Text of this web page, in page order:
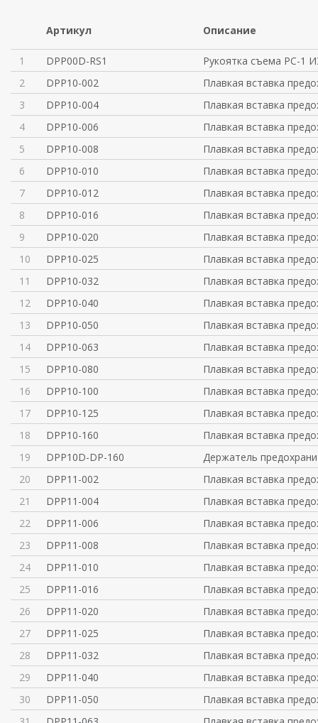
Артикул Описание
1 DPP00D-RS1
Рукоятка съема РС-1
2
DPP10-002
Плавкая вставка
3
DPP10-004
Плавкая вставка
4
DPP10-006
Плавкая вставка
5
DPP10-008
Плавкая вставка
6
DPP10-010
Плавкая вставка
7
DPP10-012
Плавкая вставка
8
DPP10-016
Плавкая вставка
9
DPP10-020
Плавкая вставка
10
DPP10-025
Плавкая вставка
11
DPP10-032
Плавкая вставка
12
DPP10-040
Плавкая вставка
13
DPP10-050
Плавкая вставка
14
DPP10-063
Плавкая вставка
15
DPP10-080
Плавкая вставка
16
DPP10-100
Плавкая вставка
17
DPP10-125
Плавкая вставка
18
DPP10-160
Плавкая вставка
19
DPP10D-DP-160
Держатель
20
DPP11-002
Плавкая вставка
21
DPP11-004
Плавкая вставка
22
DPP11-006
Плавкая вставка
23
DPP11-008
Плавкая вставка
24
DPP11-010
Плавкая вставка
25
DPP11-016
Плавкая вставка
26
DPP11-020
Плавкая вставка
27
DPP11-025
Плавкая вставка
28
DPP11-032
Плавкая вставка
29
DPP11-040
Плавкая вставка
30
DPP11-050
Плавкая вставка